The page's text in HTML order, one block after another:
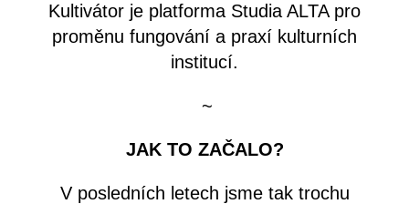
Kultivátor je platforma Studia ALTA pro
proměnu fungování a praxí kulturních
institucí.
~
JAK TO ZAČALO?
V posledních letech jsme tak trochu